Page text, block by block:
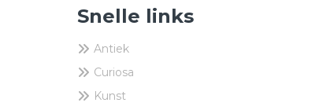
Snelle links
Antiek
Curiosa
Kunst